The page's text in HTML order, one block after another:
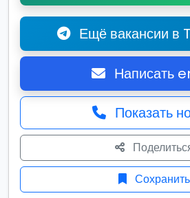
Ещё вакансии в
Написать
Показать
Сохранить